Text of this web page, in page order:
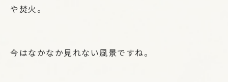
や焚火。
今はなかなか見れない風景ですね。